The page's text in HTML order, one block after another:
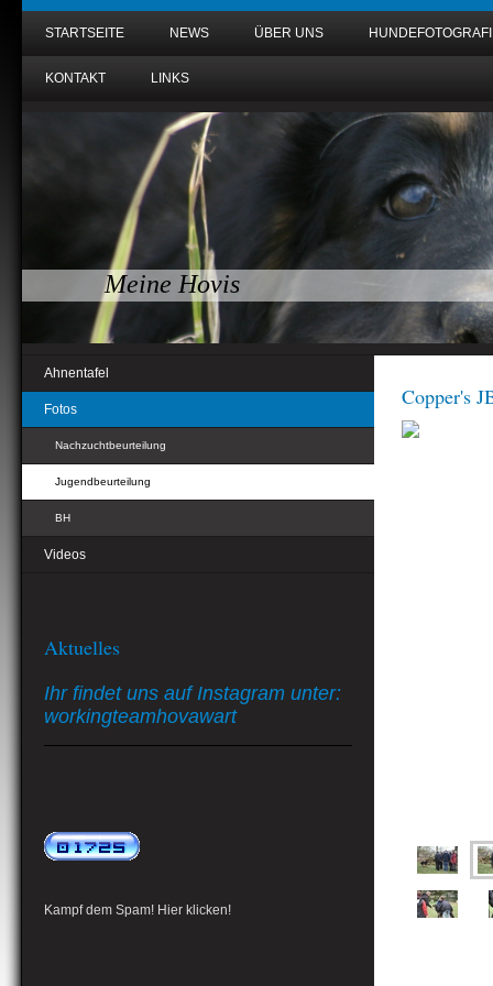
STARTSEITE NEWS ÜBER UNS
KONTAKT LINKS
Meine Hovis
Ahnentafel
Fotos
Nachzuchtbeurteilung
Jugendbeurteilung
BH
Videos
Aktuelles
Ihr findet uns auf Instagram unter:
workingteamhovawart
Kampf dem Spam! Hier klicken!
Copper's